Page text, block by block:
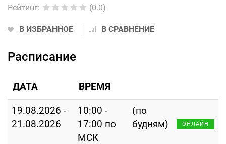
Рейтинг: (0.0)
В ИЗБРАННОЕ В СРАВНЕНИЕ
Расписание
ДАТА ВРЕМЯ
19.08.2026 -
21.08.2026
10:00 -
17:00 по
МСК
(по
будням)
ОНЛАЙН